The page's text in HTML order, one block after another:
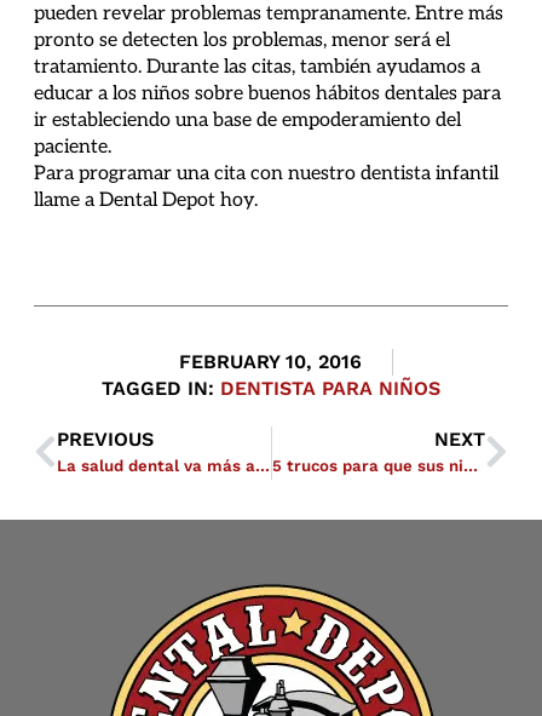
pueden revelar problemas tempranamente. Entre más
pronto se detecten los problemas, menor será el
tratamiento. Durante las citas, también ayudamos a
educar a los niños sobre buenos hábitos dentales para
ir estableciendo una base de empoderamiento del
paciente.
Para programar una cita con nuestro dentista infantil
llame a Dental Depot hoy.
FEBRUARY 10, 2016
TAGGED IN: DENTISTA PARA NIÑOS
PREVIOUS
La salud dental va más allá de su boca
NEXT
5 trucos para que sus niños no tengan miedo al dentista